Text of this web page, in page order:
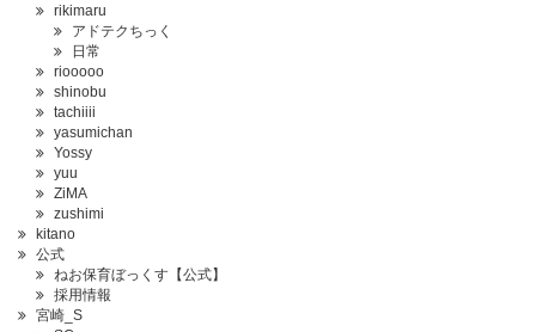
rikimaru
アドテクちっく
日常
riooooo
shinobu
tachiiii
yasumichan
Yossy
yuu
ZiMA
zushimi
kitano
公式
ねお保育ぼっくす【公式】
採用情報
宮崎_S